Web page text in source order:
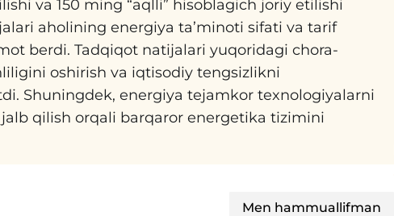
va 150 ming “aqlli” hisoblagich joriy etilishi
aholining energiya ta’minoti sifati va tarif
berdi. Tadqiqot natijalari yuqoridagi chora-
oshirish va iqtisodiy tengsizlikni
Shuningdek, energiya tejamkor texnologiyalarni
qilish orqali barqaror energetika tizimini
Men hammuallifman